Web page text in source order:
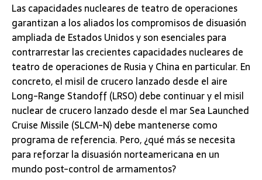
Las capacidades nucleares de teatro de operaciones
garantizan a los aliados los compromisos de disuasión
ampliada de Estados Unidos y son esenciales para
contrarrestar las crecientes capacidades nucleares de
teatro de operaciones de Rusia y China en particular. En
concreto, el misil de crucero lanzado desde el aire
Long-Range Standoff (LRSO) debe continuar y el misil
nuclear de crucero lanzado desde el mar Sea Launched
Cruise Missile (SLCM-N) debe mantenerse como
programa de referencia. Pero, ¿qué más se necesita
para reforzar la disuasión norteamericana en un
mundo post-control de armamentos?